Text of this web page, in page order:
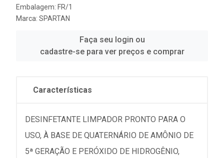
Embalagem: FR/1
Marca: SPARTAN
Faça seu login ou
cadastre-se para ver preços e comprar
Características
DESINFETANTE LIMPADOR PRONTO PARA O
USO, À BASE DE QUATERNÁRIO DE AMÔNIO DE
5ª GERAÇÃO E PERÓXIDO DE HIDROGÊNIO,